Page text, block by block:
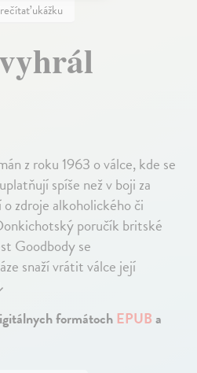
ukážku
z roku 1963 o válce, kde se
spíše než v boji za
zdroje alkoholického či
poručík britské
Goodbody se
snaží vrátit válce její
formátochEPUBa